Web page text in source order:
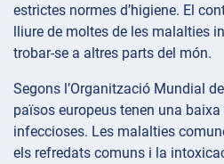
estrictes normes d’higiene. El
lliure de moltes de les malalties
trobar-se a altres parts del món.
Segons l’Organització Mundial
països europeus tenen una
infeccioses. Les malalties
els refredats comuns i la